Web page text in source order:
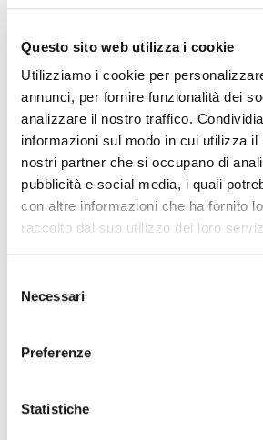
Questo sito web utilizza i cookie
Utilizziamo i cookie per
annunci, per fornire funzionalità dei
analizzare il nostro traffico.
informazioni sul modo in cui utilizza il
nostri partner che si occupano di
pubblicità e social media, i quali
con altre informazioni che ha fornito
raccolto dal suo utilizzo dei loro
delNecessari
Preferenze
Statistiche
Campingplads:
børn
Spar 20% på prisen pr. person.